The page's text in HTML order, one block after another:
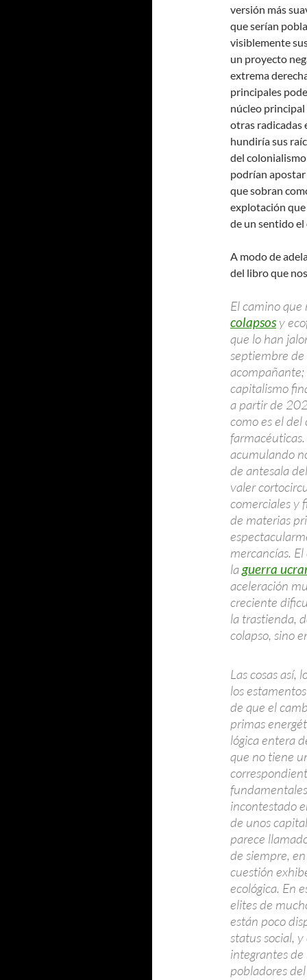
versión más
que serían
visiblemente
un proyecto
extrema
principales
núcleo principal
otras radicadas
hundiría sus
del
podrían apostar
que sobran
explotación que
de un sentido el
A modo de
del libro que
El camino que
colapsos y
que lo han
septiembre
acompañante;
capitalismo
a partir de
como es el
acumulando
de antesala
valer
comerciales y
de materias
mercancías.
laguerra
aceleración
creciente
la trastienda,
colapso, sino
Las cosas así,
los
de que el
primas
lógica entera
que no tiene
incontestado
de unos
parece
de siempre,
cuestión
ecológica. En
elites de
están poco
status social,
integrantes de
pobladores